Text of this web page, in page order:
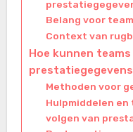
Belang voor
Context van
Hoe kunnen
Methoden voor
Hulpmiddelen
volgen van